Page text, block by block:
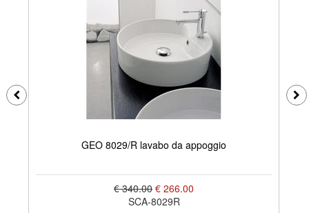
GEO 8029/R lavabo da appoggio
€ 340.00 € 266.00
SCA-8029R